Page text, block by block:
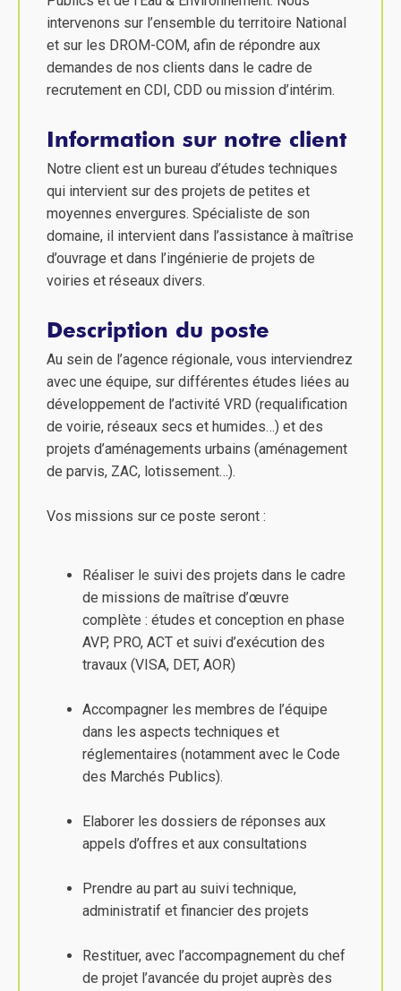
intervenons sur l’ensemble du territoire National
et sur les DROM-COM, afin de répondre aux
demandes de nos clients dans le cadre de
recrutement en CDI, CDD ou mission d’intérim.
Information sur notre client
Notre client est un bureau d’études techniques
qui intervient sur des projets de petites et
moyennes envergures. Spécialiste de son
domaine, il intervient dans l’assistance à maîtrise
d’ouvrage et dans l’ingénierie de projets de
voiries et réseaux divers.
Description du poste
Au sein de l’agence régionale, vous interviendrez
avec une équipe, sur différentes études liées au
développement de l’activité VRD (requalification
de voirie, réseaux secs et humides…) et des
projets d’aménagements urbains (aménagement
de parvis, ZAC, lotissement…).
Vos missions sur ce poste seront :
Réaliser le suivi des projets dans le cadre
de missions de maîtrise d’œuvre
complète : études et conception en phase
AVP, PRO, ACT et suivi d’exécution des
travaux (VISA, DET, AOR)
Accompagner les membres de l’équipe
dans les aspects techniques et
réglementaires (notamment avec le Code
des Marchés Publics).
Elaborer les dossiers de réponses aux
appels d’offres et aux consultations
Prendre au part au suivi technique,
administratif et financier des projets
Restituer, avec l’accompagnement du chef
de projet l’avancée du projet auprès des